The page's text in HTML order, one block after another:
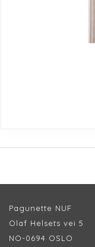
Pagunette NUF
Olaf Helsets vei 5
NO-0694 OSLO